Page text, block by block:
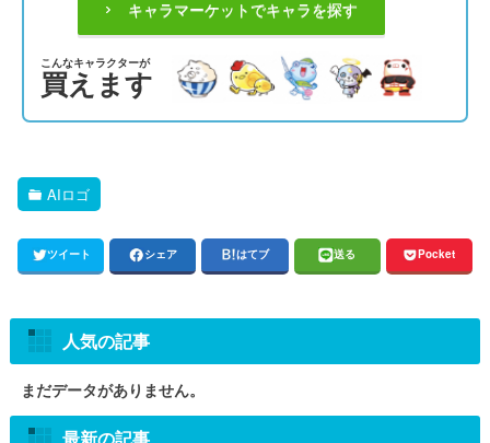
キャラマーケットでキャラを探す
こんなキャラクターが
買えます
AIロゴ
ツイート シェア はてブ 送る Pocket
人気の記事
まだデータがありません。